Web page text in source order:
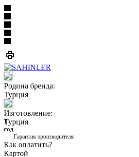
Родина бренда:
Турция
Изготовление:
Турция
1
год
Гарантия производителя
Как оплатить?
Картой